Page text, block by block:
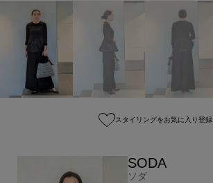
スタイリングをお気に入り登録
SODA
ソダ